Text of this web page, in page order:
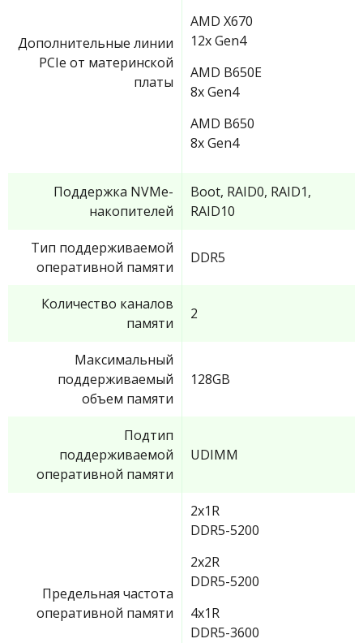
Дополнительные линии
PCIe от материнской
платы
AMD X670
12x Gen4
AMD B650E
8x Gen4
AMD B650
8x Gen4
Поддержка NVMe-
накопителей
Boot, RAID0, RAID1,
RAID10
Тип поддерживаемой
оперативной памяти
DDR5
Количество каналов
памяти
2
Максимальный
поддерживаемый
объем памяти
128GB
Подтип
поддерживаемой
оперативной памяти
UDIMM
Предельная частота
оперативной памяти
2x1R
DDR5-5200
2x2R
DDR5-5200
4x1R
DDR5-3600